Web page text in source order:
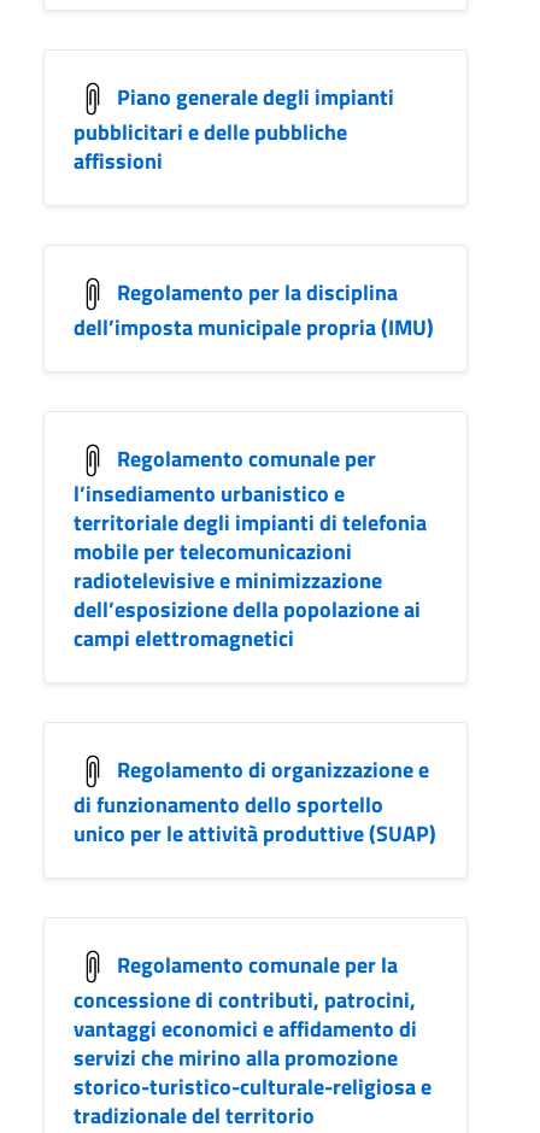
Piano generale degli impianti
pubblicitari e delle pubbliche
affissioni
Regolamento per la disciplina
dell’imposta municipale propria (IMU)
Regolamento comunale per
l’insediamento urbanistico e
territoriale degli impianti di telefonia
mobile per telecomunicazioni
radiotelevisive e minimizzazione
dell’esposizione della popolazione ai
campi elettromagnetici
Regolamento di organizzazione e
di funzionamento dello sportello
unico per le attività produttive (SUAP)
Regolamento comunale per la
concessione di contributi, patrocini,
vantaggi economici e affidamento di
servizi che mirino alla promozione
storico-turistico-culturale-religiosa e
tradizionale del territorio